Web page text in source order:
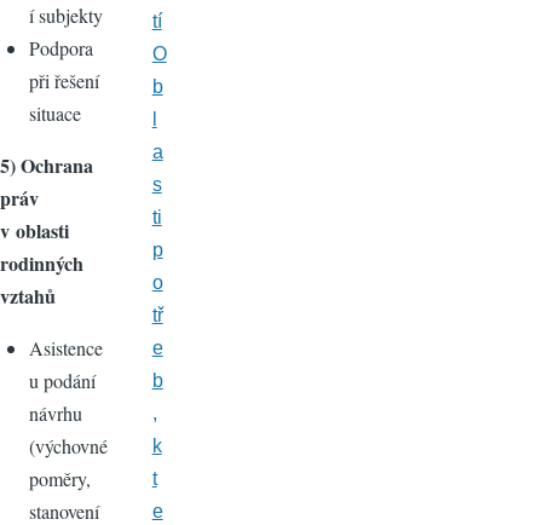
í subjekty
Podpora
při řešení
situace
5) Ochrana
práv
v oblasti
rodinných
vztahů
Asistence
u podání
návrhu
(výchovné
poměry,
stanovení
tí
O
b
a
s
ti
p
o
tř
e
b
,
k
t
e